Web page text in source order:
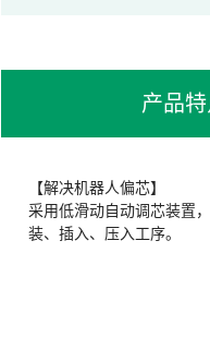
产品
【解决机器人偏芯】
采用低滑动自动调芯装置
装、插入、压入工序。